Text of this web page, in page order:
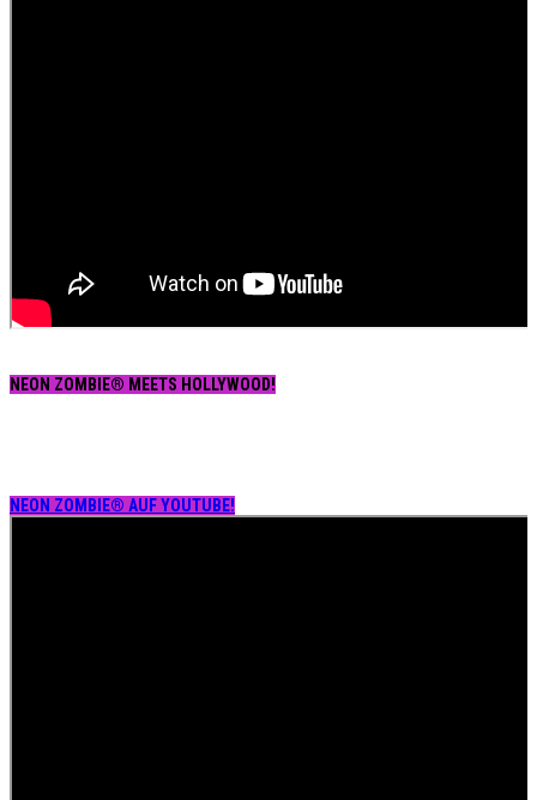
NEON ZOMBIE® MEETS HOLLYWOOD!
NEON ZOMBIE® AUF YOUTUBE!